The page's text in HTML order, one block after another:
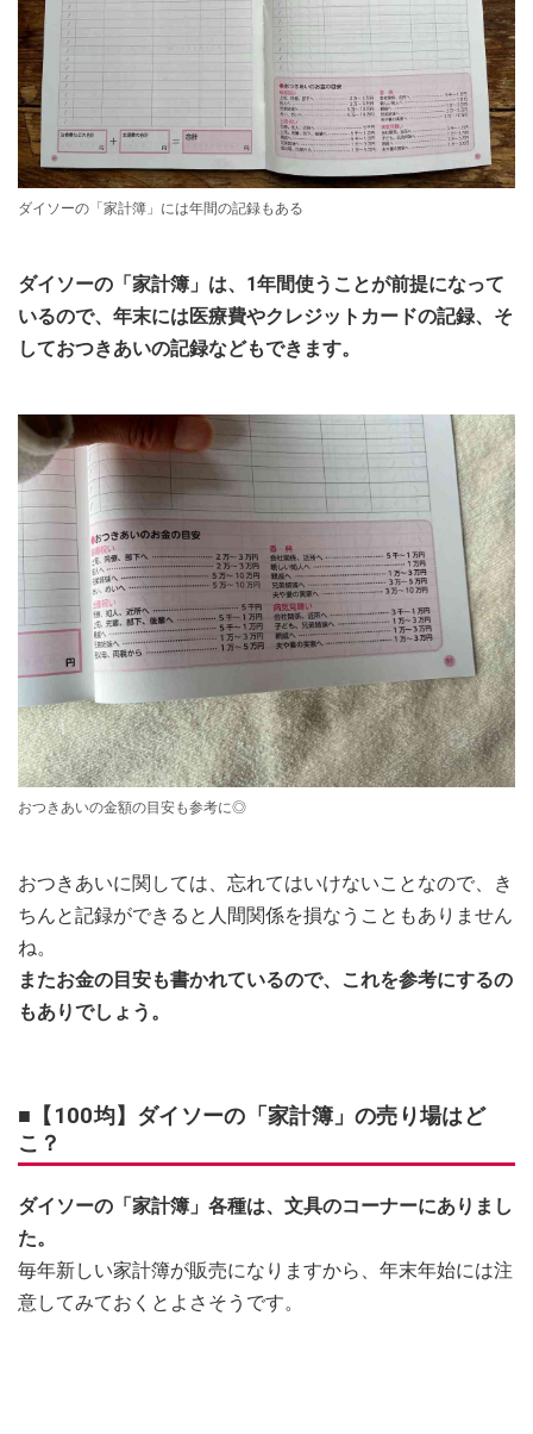
ダイソーの「家計簿」には年間の記録もある
ダイソーの「家計簿」は、1年間使うことが前提になって
いるので、年末には医療費やクレジットカードの記録、そ
しておつきあいの記録などもできます。
おつきあいの金額の目安も参考に◎
おつきあいに関しては、忘れてはいけないことなので、き
ちんと記録ができると人間関係を損なうこともありません
ね。
またお金の目安も書かれているので、これを参考にするの
もありでしょう。
■【100均】ダイソーの「家計簿」の売り場はど
こ？
ダイソーの「家計簿」各種は、文具のコーナーにありまし
た。
毎年新しい家計簿が販売になりますから、年末年始には注
意してみておくとよさそうです。